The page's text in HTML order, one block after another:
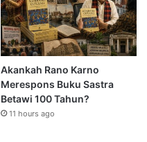
Akankah Rano Karno
Merespons Buku Sastra
Betawi 100 Tahun?
11 hours ago